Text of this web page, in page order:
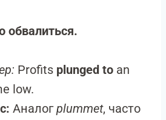
обвалиться.
Profits plunged to an
low.
Аналогplummet, часто